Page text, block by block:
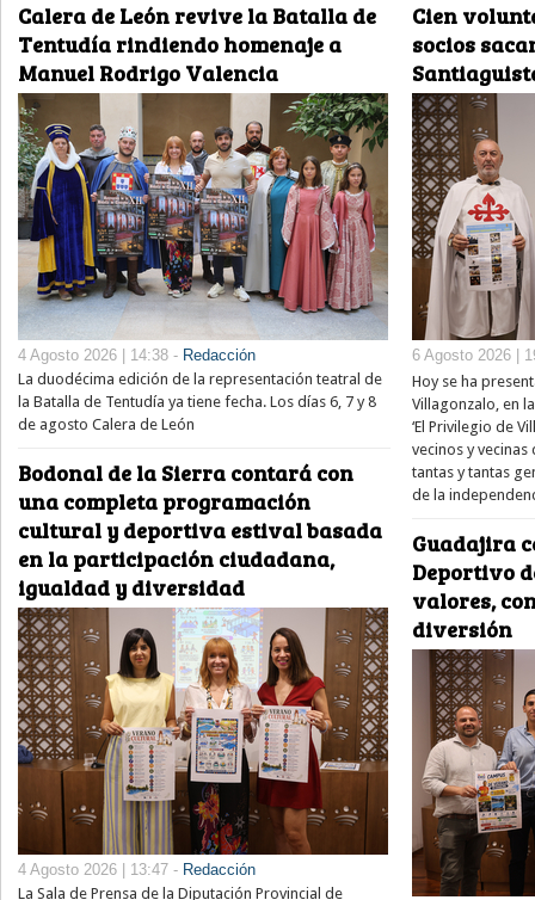
Calera de León revive la Batalla de
Tentudía rindiendo homenaje a
Manuel Rodrigo Valencia
4 Agosto 2026 | 14:38 - Redacción
La duodécima edición de la representación teatral de
la Batalla de Tentudía ya tiene fecha. Los días 6, 7 y 8
de agosto Calera de León
Bodonal de la Sierra contará con
una completa programación
cultural y deportiva estival basada
en la participación ciudadana,
igualdad y diversidad
4 Agosto 2026 | 13:47 - Redacción
La Sala de Prensa de la Diputación Provincial de
Cien
socios
6 Agosto 2026 |
Hoy se ha
Villagonzalo, en
‘El Privilegio de
vecinos y
tantas y tantas
de la
Guadajira
Deportivo
valores,
diversión